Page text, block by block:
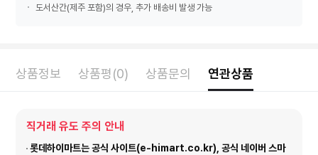
도서산간(제주 포함)의 경우, 추가 배송비 발생 가능
상품정보 상품평(0) 상품문의 연관상품
직거래 유도 주의 안내
롯데하이마트는 공식 사이트(e-himart.co.kr), 공식 네이버 스마